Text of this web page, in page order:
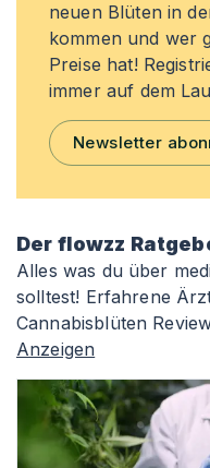
neuen Blüten in
kommen und wer
Preise hat!
immer auf dem
Newsletter
Der flowzz
Alles was du über
solltest! Erfahrene
Cannabisblüten
Anzeigen